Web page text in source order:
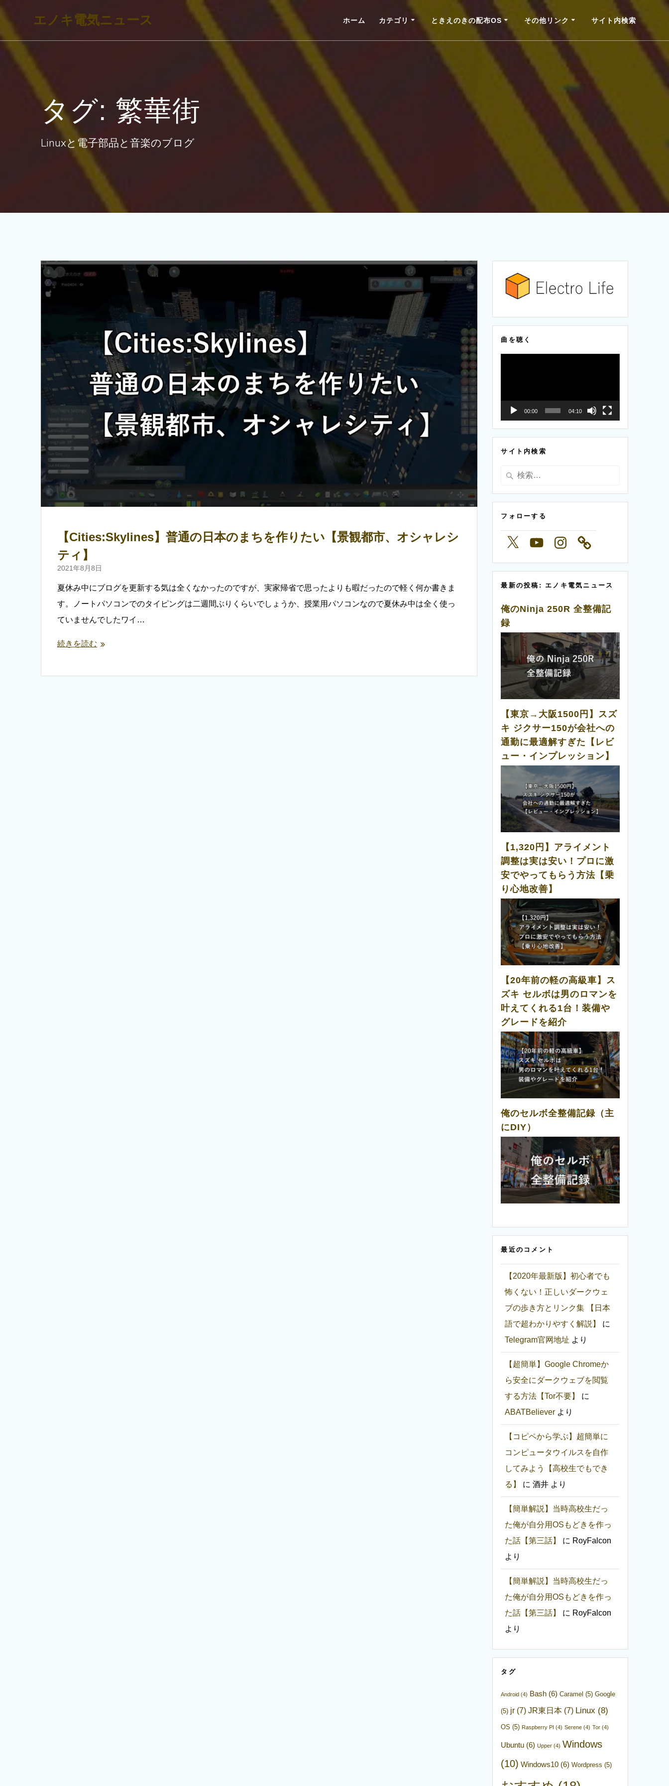
コ
テ
エノキ電気ニュース ホーム カテゴリ ときえのきの配布OS その他リンク サイト内検索
タグ: 繁華街
Linuxと電子部品と音楽のブログ
【Cities:Skylines】普通の日本のまちを作りたい【景観都市、オシャレシ
ティ】
2021年8月8日
夏休み中にブログを更新する気は全くなかったのですが、実家帰省で思ったよりも暇だったので軽く何か書きま
す。ノートパソコンでのタイピングは二週間ぶりくらいでしょうか、授業用パソコンなので夏休み中は全く使っ
ていませんでしたワイ…
続きを読む
曲を聴く
ー
00:00 04:10
サイト内検索
検
フォローする
X YouTubeInstagram
最新の投稿: エノキ電気ニュース
俺のNinja 250R 全整備記
録
【東京→大阪1500円】スズ
キ ジクサー150が会社への
通勤に最適解すぎた【レビ
ュー・インプレッション】
【1,320円】アライメント
調整は実は安い！プロに激
安でやってもらう方法【乗
り心地改善】
【20年前の軽の高級車】ス
ズキ セルボは男のロマンを
叶えてくれる1台！装備や
グレードを紹介
俺のセルボ全整備記録（主
にDIY）
最近のコメント
【2020年最新版】初心者でも
怖くない！正しいダークウェ
ブの歩き方とリンク集 【日本
語で超わかりやすく解説】
に
Telegram官网地址 より
【超簡単】Google Chromeか
ら安全にダークウェブを閲覧
する方法【Tor不要】
に
ABATBeliever より
【コピペから学ぶ】超簡単に
コンピュータウイルスを自作
してみよう【高校生でもでき
る】
に酒井 より
【簡単解説】当時高校生だっ
た俺が自分用OSもどきを作っ
た話【第三話】
に RoyFalcon
より
【簡単解説】当時高校生だっ
た俺が自分用OSもどきを作っ
た話【第三話】
に RoyFalcon
より
タグ
Android (4) Bash (6) Caramel (5) Google
(5) jr (7) JR東日本 (7) Linux (8)
OS (5) Raspberry PI (4) Serene (4) Tor (4)
Ubuntu (6) Upper (4) Windows
(10) Windows10 (6) Wordpress (5)